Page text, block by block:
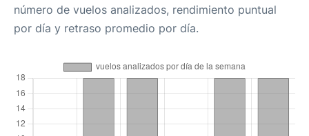
número de vuelos analizados, rendimiento puntual
por día y retraso promedio por día.